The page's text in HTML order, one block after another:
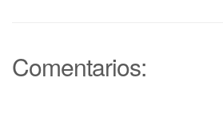
Comentarios: